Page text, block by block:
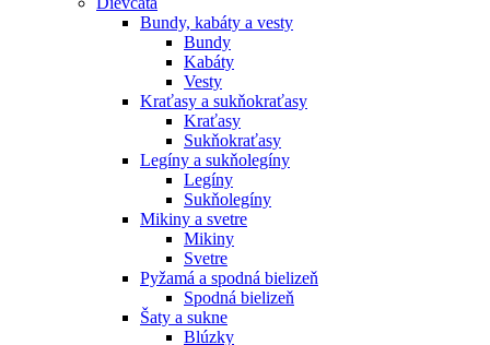
Bundy, kabáty a vesty
Bundy
Kabáty
Vesty
Kraťasy a sukňokraťasy
Kraťasy
Sukňokraťasy
Legíny a sukňolegíny
Legíny
Sukňolegíny
Mikiny a svetre
Mikiny
Svetre
Pyžamá a spodná bielizeň
Spodná bielizeň
Šaty a sukne
Blúzky